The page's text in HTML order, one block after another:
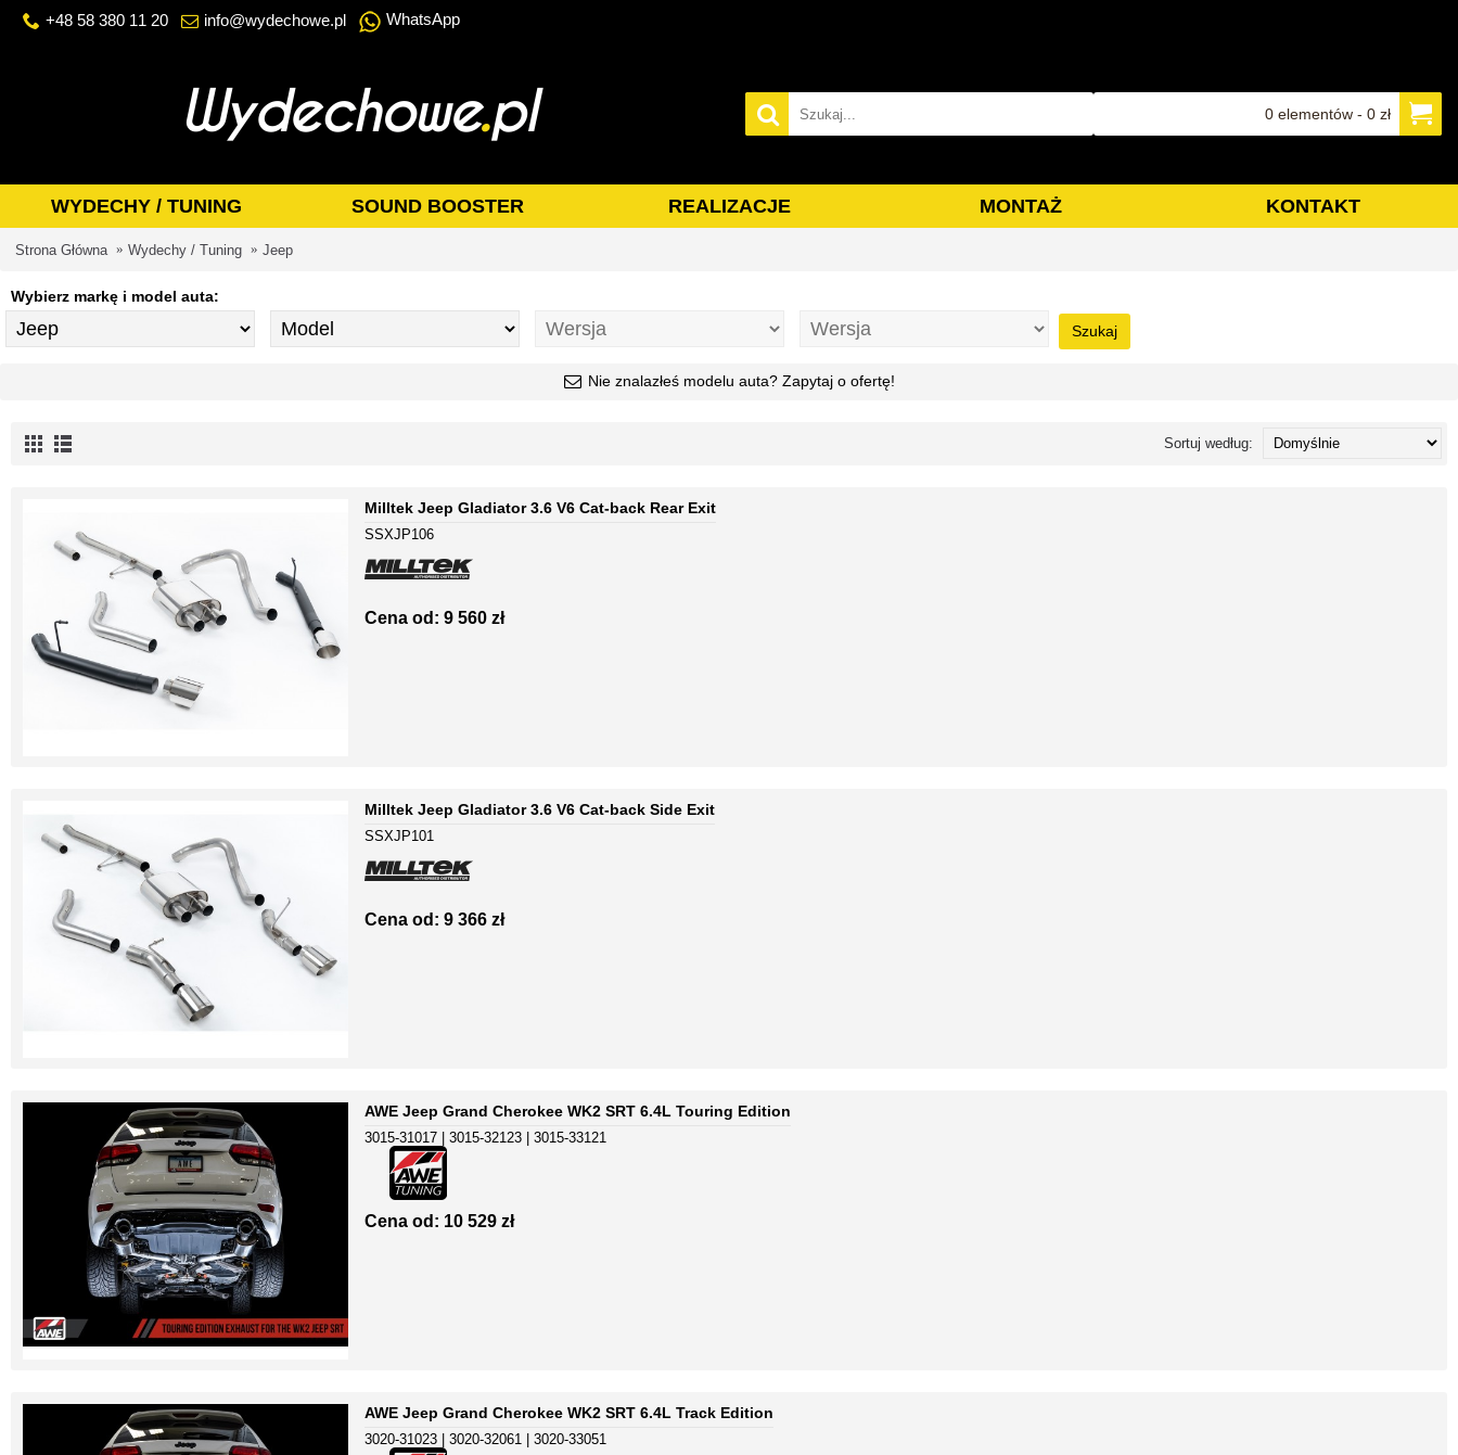
+48 58 380 11 20 info@wydechowe.pl WhatsApp
0 elementów - 0 zł
WYDECHY / TUNING SOUND BOOSTER REALIZACJE MONTAŻ KONTAKT
Strona Główna Wydechy / Tuning Jeep
Wybierz markę i model auta:
Szukaj
Nie znalazłeś modelu auta? Zapytaj o ofertę!
Sortuj według:
Milltek Jeep Gladiator 3.6 V6 Cat-back Rear Exit
SSXJP106
Cena od: 9 560 zł
Milltek Jeep Gladiator 3.6 V6 Cat-back Side Exit
SSXJP101
Cena od: 9 366 zł
AWE Jeep Grand Cherokee WK2 SRT 6.4L Touring Edition
3015-31017 | 3015-32123 | 3015-33121
Cena od: 10 529 zł
AWE Jeep Grand Cherokee WK2 SRT 6.4L Track Edition
3020-31023 | 3020-32061 | 3020-33051